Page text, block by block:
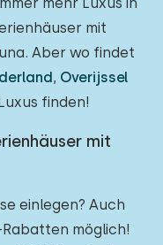
mit
Aber wo findet
, Overijssel
finden!
mit
einlegen? Auch
möglich!